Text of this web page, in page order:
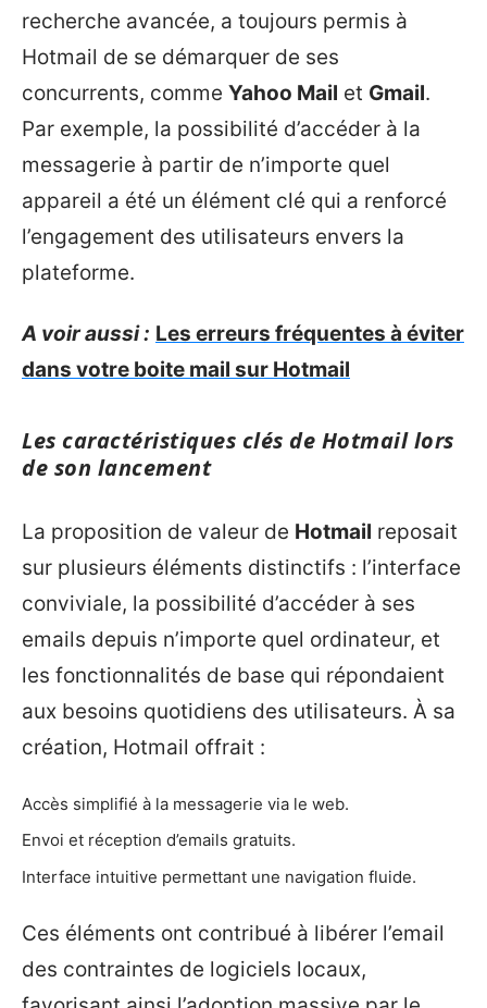
recherche avancée, a toujours permis à
Hotmail de se démarquer de ses
concurrents, comme Yahoo Mail et Gmail.
Par exemple, la possibilité d’accéder à la
messagerie à partir de n’importe quel
appareil a été un élément clé qui a renforcé
l’engagement des utilisateurs envers la
plateforme.
A voir aussi : Les erreurs fréquentes à éviter
dans votre boite mail sur Hotmail
Les caractéristiques clés de Hotmail lors
de son lancement
La proposition de valeur de Hotmail reposait
sur plusieurs éléments distinctifs : l’interface
conviviale, la possibilité d’accéder à ses
emails depuis n’importe quel ordinateur, et
les fonctionnalités de base qui répondaient
aux besoins quotidiens des utilisateurs. À sa
création, Hotmail offrait :
Accès simplifié à la messagerie via le web.
Envoi et réception d’emails gratuits.
Interface intuitive permettant une navigation fluide.
Ces éléments ont contribué à libérer l’email
des contraintes de logiciels locaux,